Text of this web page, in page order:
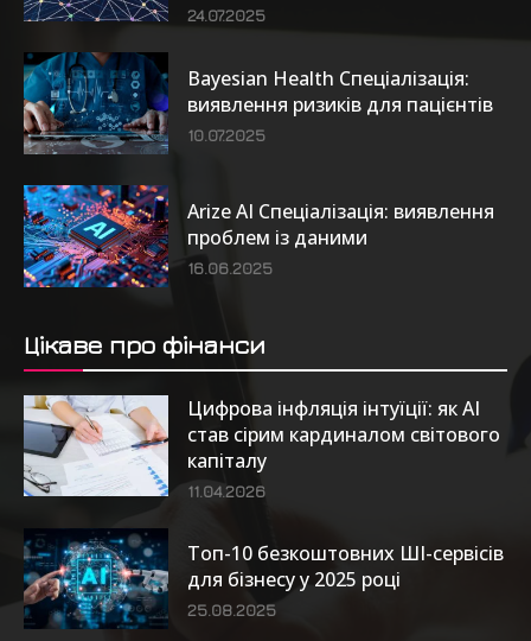
24.07.2025
Bayesian Health Спеціалізація:
виявлення ризиків для пацієнтів
10.07.2025
Arize AI Спеціалізація: виявлення
проблем із даними
16.06.2025
Цікаве про фінанси
Цифрова інфляція інтуїції: як AI
став сірим кардиналом світового
капіталу
11.04.2026
Топ-10 безкоштовних ШІ-сервісів
для бізнесу у 2025 році
25.08.2025